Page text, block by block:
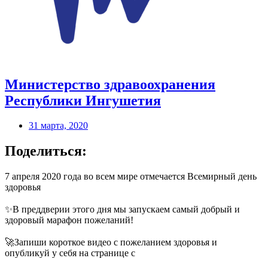
Министерство здравоохранения
Республики Ингушетия
31 марта, 2020
Поделиться:
7 апреля 2020 года во всем мире отмечается Всемирный день
здоровья
✨В преддверии этого дня мы запускаем самый добрый и
здоровый марафон пожеланий!
🚀Запиши короткое видео с пожеланием здоровья и
опубликуй у себя на странице с